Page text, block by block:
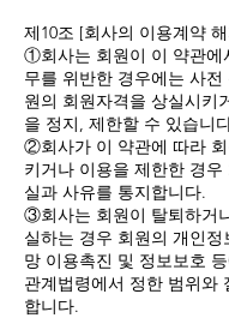
제10조 [회사의 이용계약
①회사는 회원이 이 약관에
무를 위반한 경우에는 사전
원의 회원자격을 상실시키
을 정지, 제한할 수 있습니
②회사가 이 약관에 따라
키거나 이용을 제한한 경
실과 사유를 통지합니다.
③회사는 회원이 탈퇴하거
실하는 경우 회원의 개인정
망 이용촉진 및 정보보호
관계법령에서 정한 범위와
합니다.